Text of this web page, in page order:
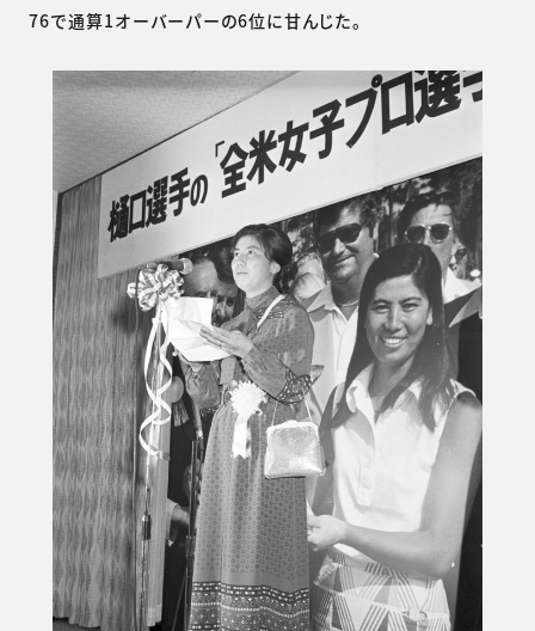
76で通算1オーバーパーの6位に甘んじた。